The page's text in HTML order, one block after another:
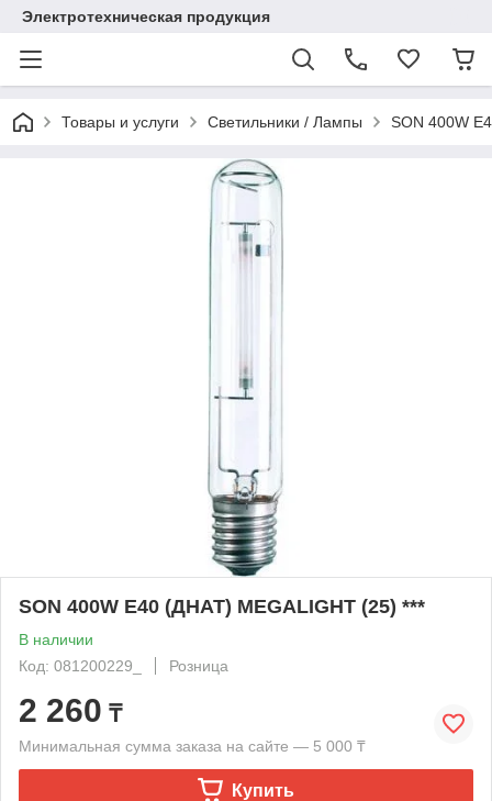
Электротехническая продукция
Товары и услуги Светильники / Лампы SON 400W
SON 400W E40 (ДНАТ) MEGALIGHT (25) ***
В наличии
Код: 081200229_
Розница
2 260 ₸
Минимальная сумма заказа на сайте — 5 000 ₸
Купить